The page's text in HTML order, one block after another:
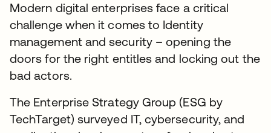
Modern digital enterprises face a critical
challenge when it comes to Identity
management and security – opening the
doors for the right entitles and locking out the
bad actors.
The Enterprise Strategy Group (ESG by
TechTarget) surveyed IT, cybersecurity, and